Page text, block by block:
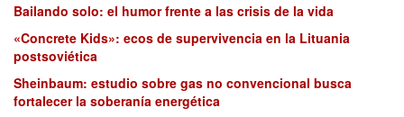
Bailando solo: el humor frente a las crisis de la vida
«Concrete Kids»: ecos de supervivencia en la Lituania
postsoviética
Sheinbaum: estudio sobre gas no convencional busca
fortalecer la soberanía energética